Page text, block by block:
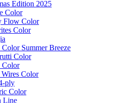
Edition 2025
Color
Flow Color
Color
Summer Breeze
Color
Color
Color
ply
Color
Line